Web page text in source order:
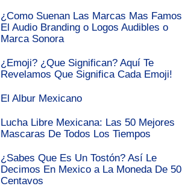
¿Como Suenan Las Marcas Mas
El Audio Branding o Logos Audibles o
Marca Sonora
¿Emoji? ¿Que Significan? Aquí Te
Revelamos Que Significa Cada Emoji!
El Albur Mexicano
Lucha Libre Mexicana: Las 50 Mejores
Mascaras De Todos Los Tiempos
¿Sabes Que Es Un Tostón? Así Le
Decimos En Mexico a La Moneda De 50
Centavos